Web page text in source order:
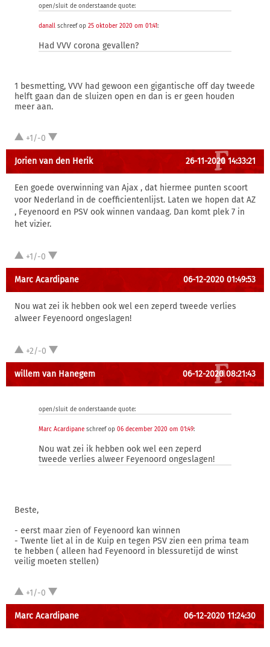
open/sluit de onderstaande quote:
danall schreef op 25 oktober 2020 om 01:41:
Had VVV corona gevallen?
1 besmetting, VVV had gewoon een gigantische off day tweede
helft gaan dan de sluizen open en dan is er geen houden
meer aan.
+1/-0
Jorien van den Herik 26-11-2020 14:33:21
Een goede overwinning van Ajax , dat hiermee punten scoort
voor Nederland in de coefficientenlijst. Laten we hopen dat AZ
, Feyenoord en PSV ook winnen vandaag. Dan komt plek 7 in
het vizier.
+1/-0
Marc Acardipane 06-12-2020 01:49:53
Nou wat zei ik hebben ook wel een zeperd tweede verlies
alweer Feyenoord ongeslagen!
+2/-0
willem van Hanegem 06-12-2020 08:21:43
open/sluit de onderstaande quote:
Marc Acardipane schreef op 06 december 2020 om 01:49:
Nou wat zei ik hebben ook wel een zeperd
tweede verlies alweer Feyenoord ongeslagen!
Beste,
- eerst maar zien of Feyenoord kan winnen
- Twente liet al in de Kuip en tegen PSV zien een prima team
te hebben ( alleen had Feyenoord in blessuretijd de winst
veilig moeten stellen)
+1/-0
Marc Acardipane 06-12-2020 11:24:30